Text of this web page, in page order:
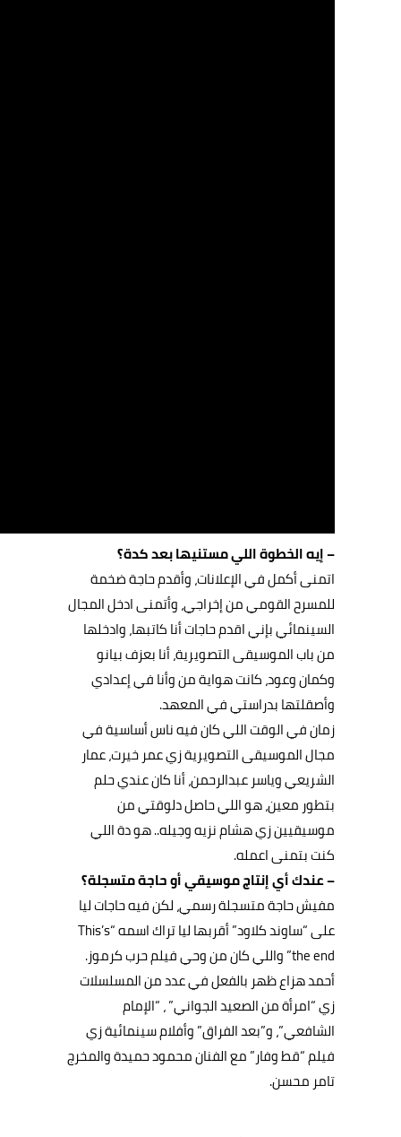
– إيه الخطوة اللي مستنيها بعد كدة؟
اتمنى أكمل في الإعلانات، وأقدم حاجة ضخمة
للمسرح القومي من إخراجي، وأتمنى ادخل المجال
السينمائي بإني اقدم حاجات أنا كاتبها، وادخلها
من باب الموسيقى التصويرية، أنا بعزف بيانو
وكمان وعود، كانت هواية من وأنا في إعدادي
وأصقلتها بدراستي في المعهد.
زمان في الوقت اللي كان فيه ناس أساسية في
مجال الموسيقى التصويرية زي عمر خيرت، عمار
الشريعي وياسر عبدالرحمن، أنا كان عندي حلم
بتطور معين، هو اللي حاصل دلوقتي من
موسيقيين زي هشام نزيه وجيله.. هو دة اللي
كنت بتمنى اعمله.
– عندك أي إنتاج موسيقي أو حاجة متسجلة؟
مفيش حاجة متسجلة رسمي، لكن فيه حاجات ليا
على “ساوند كلاود” أقربها ليا تراك اسمه “This’s
the end” واللي كان من وحي فيلم حرب كرموز.
أحمد هزاع ظهر بالفعل في عدد من المسلسلات
زي “امرأة من الصعيد الجواني” ، “الإمام
الشافعي”، و”بعد الفراق” وأفلام سينمائية زي
فيلم “قط وفار” مع الفنان محمود حميدة والمخرج
تامر محسن.